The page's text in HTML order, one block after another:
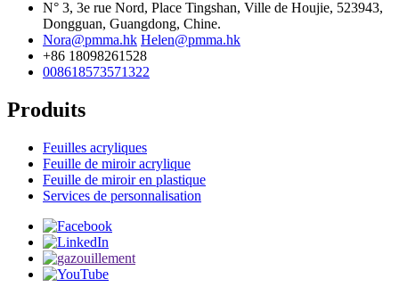
N° 3, 3e rue Nord, Place Tingshan, Ville de Houjie, 523943,
Dongguan, Guangdong, Chine.
Nora@pmma.hk Helen@pmma.hk
+86 18098261528
008618573571322
Produits
Feuilles acryliques
Feuille de miroir acrylique
Feuille de miroir en plastique
Services de personnalisation